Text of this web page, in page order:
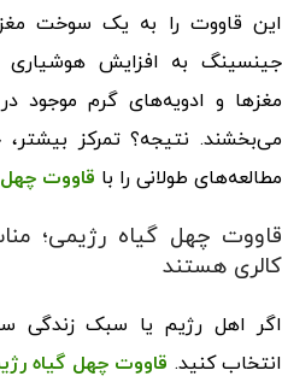
این قاووت را به یک سوخت
جینسینگ به افزایش
مغزها و ادویه‌های گرم موجود
می‌بخشند. نتیجه؟ تمرکز بیشتر،
مطالعه‌های طولانی را با قاووت چهل
قاووت چهل گیاه رژیمی؛
کالری هستند
اگر اهل رژیم یا سبک زندگی
انتخاب کنید. قاووت چهل گیاه